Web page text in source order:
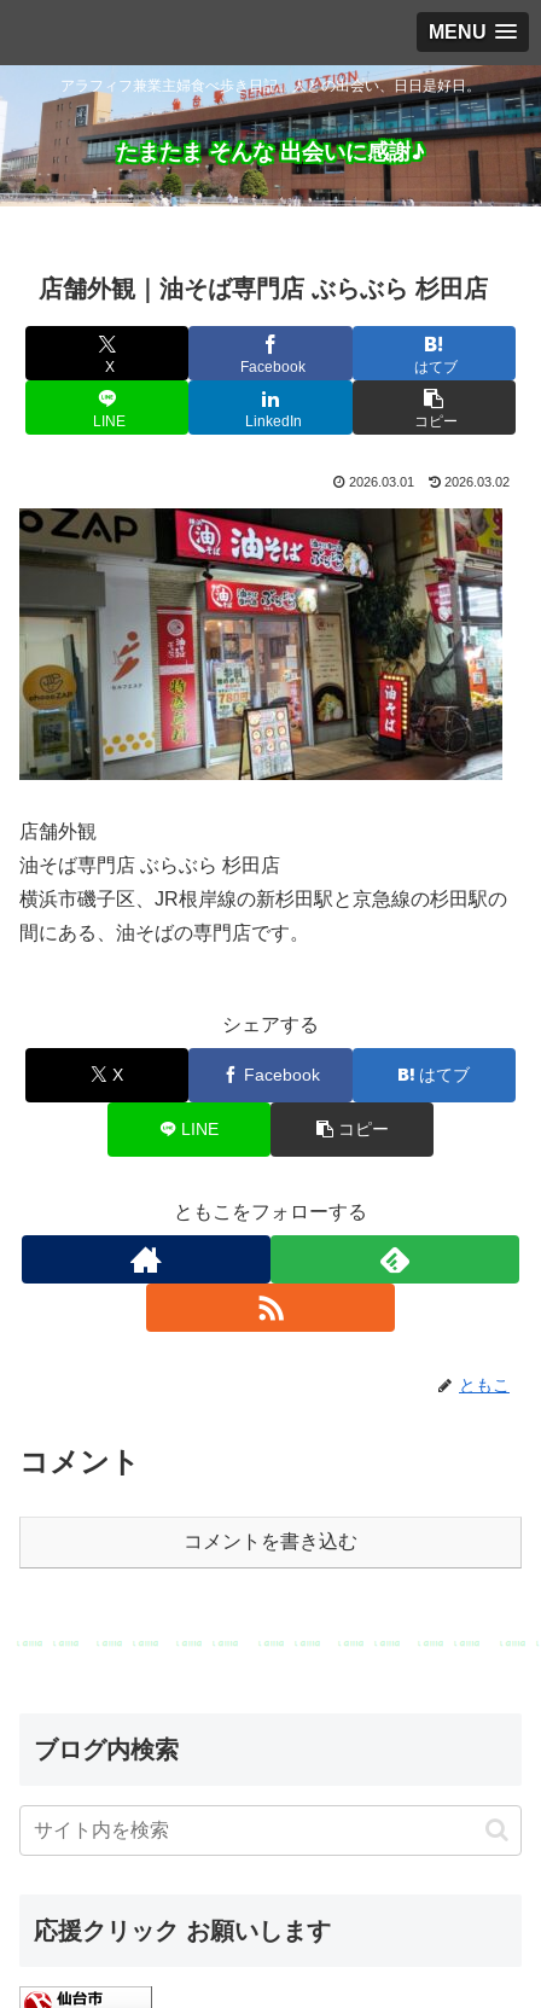
MENU
アラフィフ兼業主婦食べ歩き日記。人との出会い、日日是好日。
たまたま そんな 出会いに感謝♪
店舗外観｜油そば専門店 ぶらぶら 杉田店
X Facebook はてブ
LINE LinkedIn コピー
2026.03.01 2026.03.02
店舗外観
油そば専門店 ぶらぶら 杉田店
横浜市磯子区、JR根岸線の新杉田駅と京急線の杉田駅の
間にある、油そばの専門店です。
シェアする
X Facebook はてブ
LINE コピー
ともこをフォローする
ともこ
コメント
コメントを書き込む
ブログ内検索
応援クリック お願いします